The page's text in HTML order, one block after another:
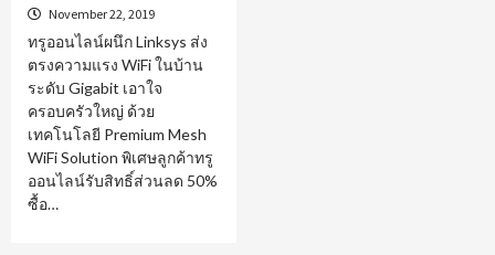
November 22, 2019
ทรูออนไลน์ผนึก Linksys ส่ง
ตรงความแรง WiFi ในบ้าน
ระดับ Gigabit เอาใจ
ครอบครัวใหญ่ ด้วย
เทคโนโลยี Premium Mesh
WiFi Solution พิเศษลูกค้าทรู
ออนไลน์รับสิทธิ์ส่วนลด 50%
ซื้อ…